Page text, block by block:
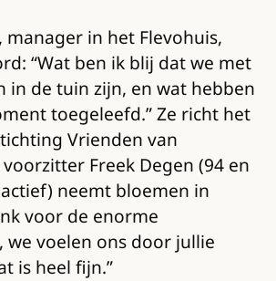
manager in het Flevohuis,
“Wat ben ik blij dat we met
in de tuin zijn, en wat hebben
toegeleefd.” Ze richt het
Vrienden van
Freek Degen (94 en
neemt bloemen in
voor de enorme
we voelen ons door jullie
is heel fijn.”